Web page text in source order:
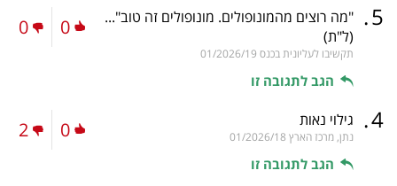
5
. "מה רוצים מהמונופולים. מונופולים זה טוב"...
(ל"ת)
תקשיבו לעליונית בכנס 01/2026/19
הגב לתגובה זו
0
0
4
. גילוי נאות
נתן, מרכז הארץ 01/2026/18
הגב לתגובה זו
0
2